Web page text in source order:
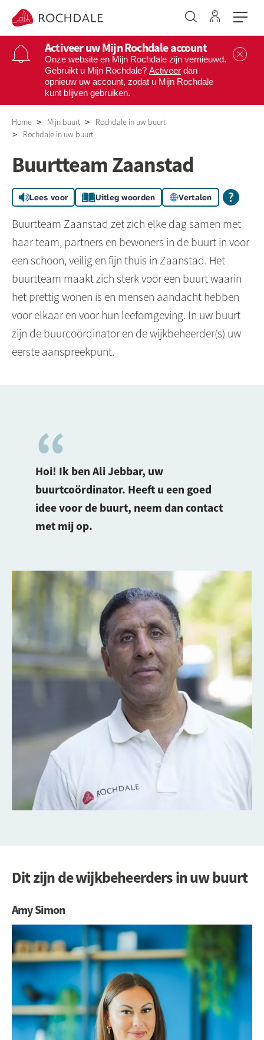
Naar hoofdinhoud
Naar hoofdnavigatiemenu
Naar zoeken
Naar de homepage Ga naar
Activeer uw Mijn Rochdale account
Onze website en Mijn Rochdale zijn vernieuwd.
Gebruikt u Mijn Rochdale? Activeer dan
opnieuw uw account, zodat u Mijn Rochdale
kunt blijven gebruiken.
Home Mijn buurt
Rochdale in uw buurt
Rochdale in uw buurt
Buurtteam Zaanstad
Lees voor Uitleg woorden Vertalen
Buurtteam Zaanstad zet zich elke dag samen met
haar team, partners en bewoners in de buurt in voor
een schoon, veilig en fijn thuis in Zaanstad. Het
buurtteam maakt zich sterk voor een buurt waarin
het prettig wonen is en mensen aandacht hebben
voor elkaar en voor hun leefomgeving. In uw buurt
zijn de buurcoördinator en de wijkbeheerder(s) uw
eerste aanspreekpunt.
Hoi! Ik ben Ali Jebbar, uw
buurtcoördinator. Heeft u een goed
idee voor de buurt, neem dan contact
met mij op.
Dit zijn de wijkbeheerders in uw buurt
Amy Simon